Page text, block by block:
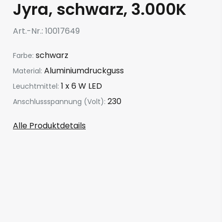
Jyra, schwarz, 3.000K
Art.-Nr. 10017649
Farbe: schwarz
Material: Aluminiumdruckguss
Leuchtmittel: 1 x 6 W LED
Anschlussspannung (Volt): 230
Alle Produktdetails